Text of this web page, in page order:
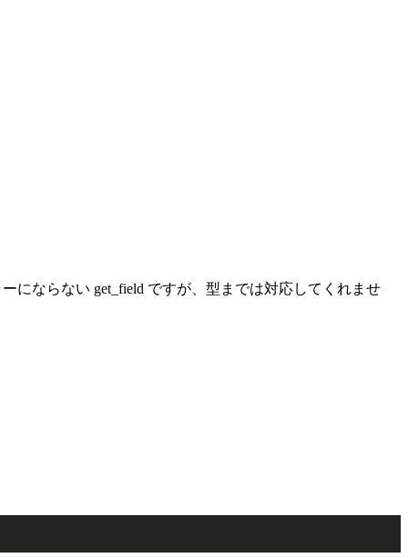
にならない get_field ですが、型までは対応してくれませ